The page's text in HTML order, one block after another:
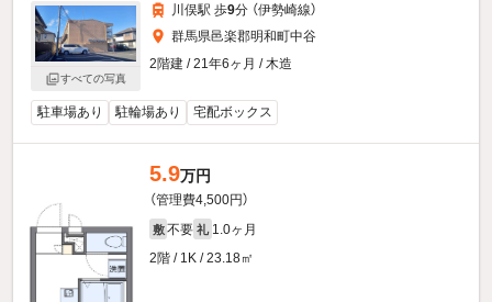
すべての写真
川俣駅 歩9分 （伊勢崎線）
群馬県邑楽郡明和町中谷
2階建 / 21年6ヶ月 / 木造
駐車場あり 駐輪場あり 宅配ボックス
5.9万円
（管理費4,500円）
敷 不要 礼 1.0ヶ月
2階 / 1K / 23.18㎡